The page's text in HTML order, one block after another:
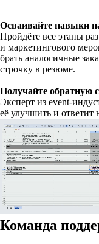
Осваивайте навыки
Пройдёте все этапы
и маркетингового
брать аналогичные
строчку в резюме.
Получайте обратную
Эксперт из event-
её улучшить и ответит
Команда